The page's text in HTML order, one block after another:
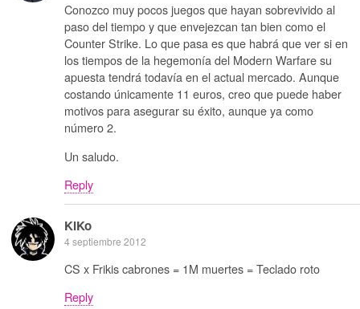
Conozco muy pocos juegos que hayan sobrevivido al
paso del tiempo y que envejezcan tan bien como el
Counter Strike. Lo que pasa es que habrá que ver si en
los tiempos de la hegemonía del Modern Warfare su
apuesta tendrá todavía en el actual mercado. Aunque
costando únicamente 11 euros, creo que puede haber
motivos para asegurar su éxito, aunque ya como
número 2.
Un saludo.
Reply
KiKo
4 septiembre 2012
CS x Frikis cabrones = 1M muertes = Teclado roto
Reply